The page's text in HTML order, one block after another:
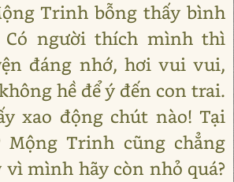
Trinh bỗng thấy bình
người thích mình thì
đáng nhớ, hơi vui vui,
hề để ý đến con trai.
xao động chút nào! Tại
Mộng Trinh cũng chẳng
vì mình hãy còn nhỏ quá?